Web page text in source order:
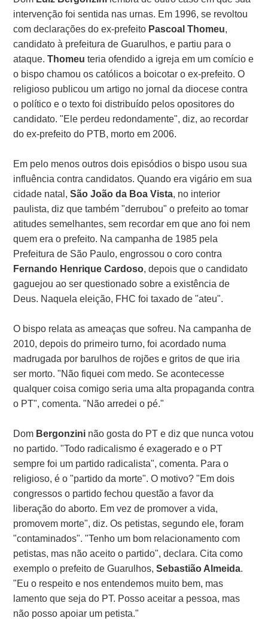
intervenção foi sentida nas urnas. Em 1996, se revoltou
com declarações do ex-prefeito Pascoal Thomeu,
candidato à prefeitura de Guarulhos, e partiu para o
ataque.Thomeuteria ofendido a igreja em um comício e
o bispo chamou os católicos a boicotar o ex-prefeito. O
religioso publicou um artigo no jornal da diocese contra
o político e o texto foi distribuído pelos opositores do
candidato. "Ele perdeu redondamente", diz, ao recordar
do ex-prefeito do PTB, morto em 2006.
Em pelo menos outros dois episódios o bispo usou sua
influência contra candidatos. Quando era vigário em sua
cidade natal,São João da Boa Vista, no interior
paulista, diz que também "derrubou" o prefeito ao tomar
atitudes semelhantes, sem recordar em que ano foi nem
quem era o prefeito. Na campanha de 1985 pela
Prefeitura de São Paulo, engrossou o coro contra
Fernando Henrique Cardoso, depois que o candidato
gaguejou ao ser questionado sobre a existência de
Deus. Naquela eleição, FHC foi taxado de "ateu".
O bispo relata as ameaças que sofreu. Na campanha de
2010, depois do primeiro turno, foi acordado numa
madrugada por barulhos de rojões e gritos de que iria
ser morto. "Não fiquei com medo. Se acontecesse
qualquer coisa comigo seria uma alta propaganda contra
o PT", comenta. "Não arredei o pé."
Dom Bergonzini não gosta do PT e diz que nunca votou
no partido. "Todo radicalismo é exagerado e o PT
sempre foi um partido radicalista", comenta. Para o
religioso, é o "partido da morte". O motivo? "Em dois
congressos o partido fechou questão a favor da
liberação do aborto. Em vez de promover a vida,
promovem morte", diz. Os petistas, segundo ele, foram
"contaminados". "Tenho um bom relacionamento com
petistas, mas não aceito o partido", declara. Cita como
exemplo o prefeito de Guarulhos,Sebastião Almeida.
"Eu o respeito e nos entendemos muito bem, mas
lamento que seja do PT. Posso aceitar a pessoa, mas
não posso apoiar um petista."